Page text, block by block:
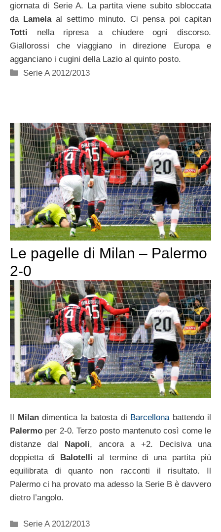
giornata di Serie A. La partita viene subito sbloccata
da Lamelaal settimo minuto. Ci pensa poi capitan
Totti nella ripresa a chiudere ogni discorso.
Giallorossi che viaggiano in direzione Europa e
agganciano i cugini della Lazio al quinto posto.
Categorie
Serie A 2012/2013
Le pagelle di Milan – Palermo
2-0
Il Milandimentica la batosta di Barcellonabattendo il
Palermo per 2-0. Terzo posto mantenuto così come le
distanze dal Napoli, ancora a +2. Decisiva una
doppietta di Balotelli al termine di una partita più
equilibrata di quanto non racconti il risultato. Il
Palermo ci ha provato ma adesso la Serie B è davvero
dietro l’angolo.
Categorie
Serie A 2012/2013